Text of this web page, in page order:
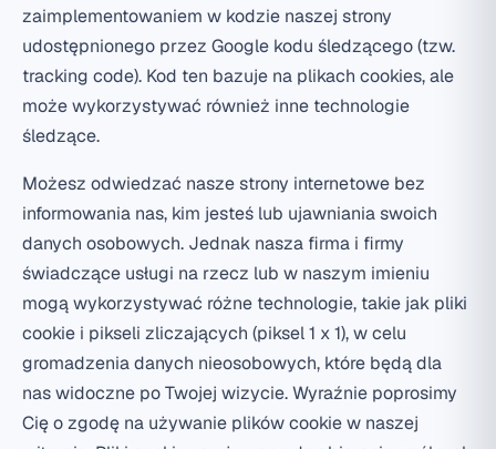
zaimplementowaniem w kodzie naszej strony
udostępnionego przez Google kodu śledzącego (tzw.
tracking code). Kod ten bazuje na plikach cookies, ale
może wykorzystywać również inne technologie
śledzące.
Możesz odwiedzać nasze strony internetowe bez
informowania nas, kim jesteś lub ujawniania swoich
danych osobowych. Jednak nasza firma i firmy
świadczące usługi na rzecz lub w naszym imieniu
mogą wykorzystywać różne technologie, takie jak pliki
cookie i pikseli zliczających (piksel 1 x 1), w celu
gromadzenia danych nieosobowych, które będą dla
nas widoczne po Twojej wizycie. Wyraźnie poprosimy
Cię o zgodę na używanie plików cookie w naszej